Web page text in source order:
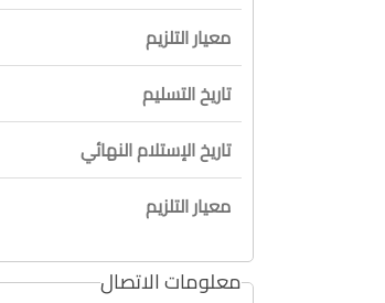
معيار التلزيم
تاريخ التسليم
تاريخ الإستلام النهائي
معيار التلزيم
معلومات الاتصال